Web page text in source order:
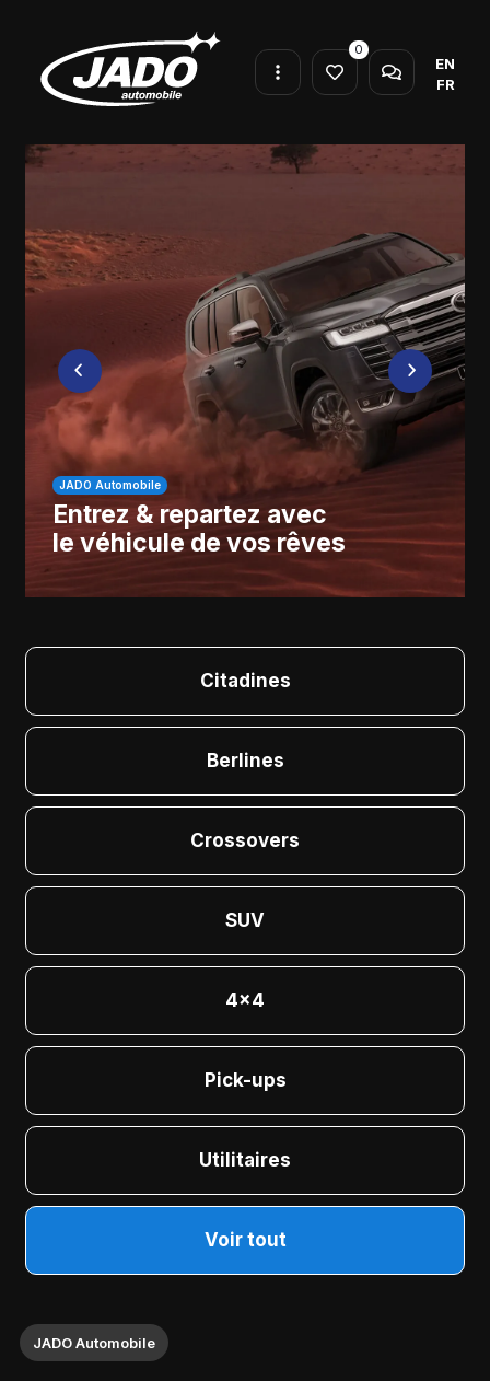
0
EN
FR
Entrez & repartez avec
le véhicule de vos rêves
JADO Automobile
Citadines
Berlines
Crossovers
SUV
4x4
Pick-ups
Utilitaires
Voir tout
JADO Automobile